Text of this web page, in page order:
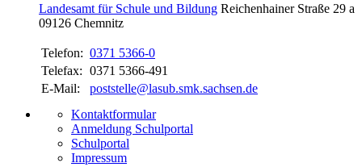
Landesamt für Schule und Bildung Reichenhainer Straße 29 a
09126 Chemnitz
Telefon: 0371 5366-0
Telefax: 0371 5366-491
E-Mail:
poststelle@lasub.smk.sachsen.de
Kontaktformular
Anmeldung Schulportal
Schulportal
Impressum